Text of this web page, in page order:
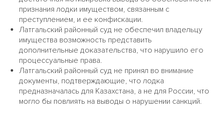
признания лодки имуществом, связанным с
преступлением, и ее конфискации.
Латгальский районный суд не обеспечил владельцу
имущества возможность представить
дополнительные доказательства, что нарушило его
процессуальные права.
Латгальский районный суд не принял во внимание
документы, подтверждающие, что лодка
предназначалась для Казахстана, а не для России, что
могло бы повлиять на выводы о нарушении санкций.